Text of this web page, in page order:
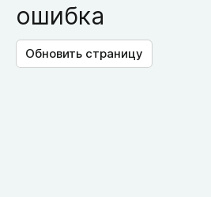
ошибка
Обновить страницу